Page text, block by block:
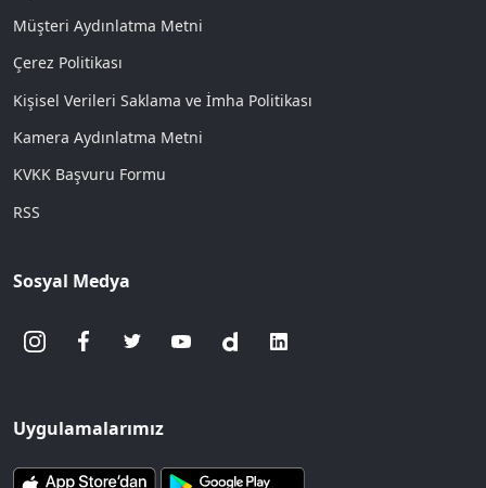
Müşteri Aydınlatma Metni
Çerez Politikası
Kişisel Verileri Saklama ve İmha Politikası
Kamera Aydınlatma Metni
KVKK Başvuru Formu
RSS
Sosyal Medya
Uygulamalarımız